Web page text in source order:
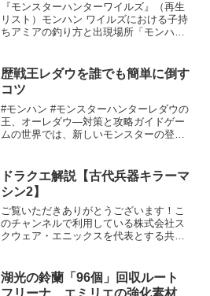
『モンスターハンターワイルズ』（再生
リスト）モンハン ワイルズにおける子持
ちアミアの釣り方と出現場所「モンハン
アはその中でも特別な存在です。この魚
を釣るにはかなりのコ...
歴戦王レダウを誰でも簡単に倒す
コツ
#モンハン #モンスターハンターレダウの
王、オーレダウ—対策と攻略ガイドゲー
ムの世界では、新しいモンスターの登場
くのハンターたちから注目を浴びていま
す。本記事では、オー...
ドラクエ解説【古代兵器キラーマ
シン2】
ご覧いただきありがとうございます！こ
のチャンネルで利用している株式会社ス
クウェア・エニックスを代表とする共同
PROJECT/BIRD STUDIO/SPIKE
CHUN...
湖光の鈴蘭「96個」回収ルート
フリーナ、エミリエの強化素材